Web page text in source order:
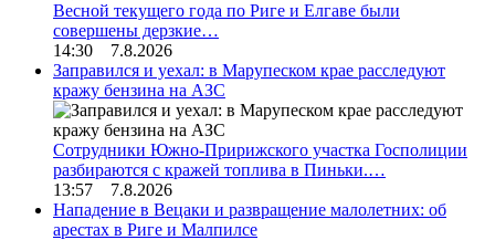
Весной текущего года по Риге и Елгаве были
совершены дерзкие…
14:30 7.8.2026
Заправился и уехал: в Марупеском крае расследуют
кражу бензина на АЗС
Сотрудники Южно-Пририжского участка Госполиции
разбираются с кражей топлива в Пиньки.…
13:57 7.8.2026
Нападение в Вецаки и развращение малолетних: об
арестах в Риге и Малпилсе